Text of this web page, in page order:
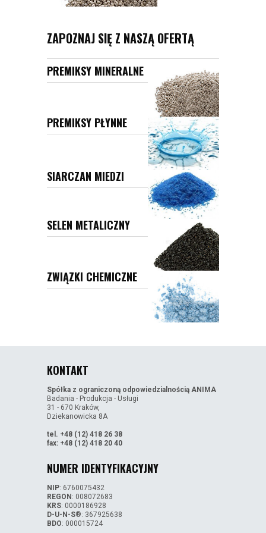
ZAPOZNAJ SIĘ Z NASZĄ OFERTĄ
PREMIKSY MINERALNE
PREMIKSY PŁYNNE
SIARCZAN MIEDZI
SELEN METALICZNY
ZWIĄZKI CHEMICZNE
KONTAKT
Spółka z ograniczoną odpowiedzialnością ANIMA
Badania - Produkcja - Usługi
31 - 670 Kraków,
Dziekanowicka 8A
tel. +48 (12) 418 26 38
fax: +48 (12) 418 20 40
NUMER IDENTYFIKACYJNY
NIP: 6760075432
REGON: 008072683
KRS: 0000186928
D-U-N-S®: 367925638
BDO: 000015724